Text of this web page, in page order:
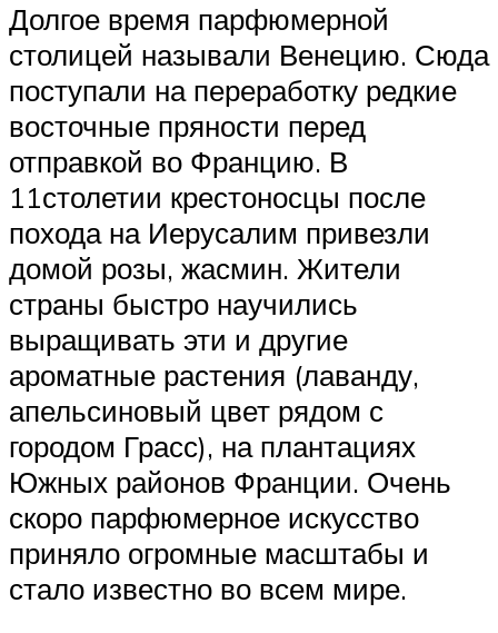
Долгое время парфюмерной
столицей называли Венецию. Сюда
поступали на переработку редкие
восточные пряности перед
отправкой во Францию. В
11столетии крестоносцы после
похода на Иерусалим привезли
домой розы, жасмин. Жители
страны быстро научились
выращивать эти и другие
ароматные растения (лаванду,
апельсиновый цвет рядом с
городом Грасс), на плантациях
Южных районов Франции. Очень
скоро парфюмерное искусство
приняло огромные масштабы и
стало известно во всем мире.